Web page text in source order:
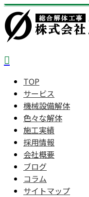
TOP
サービス
機械設備解体
色々な解体
施工実績
採用情報
会社概要
ブログ
コラム
サイトマップ